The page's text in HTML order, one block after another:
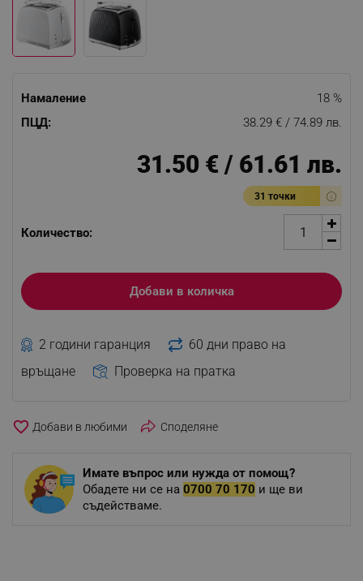
Намаление
18 %
ПЦД:
38.29 € / 74.89 лв.
31.50 € / 61.61 лв.
31 точки
Количество:
Добави в количка
2 години гаранция
60 дни право на
връщане
Проверка на пратка
favorite_border Споделяне
Имате въпрос или нужда от помощ?
Обадете ни се на 0700 70 170 и ще ви
съдействаме.